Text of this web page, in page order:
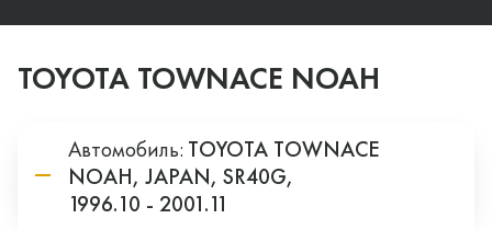
TOYOTA TOWNACE NOAH
Автомобиль: TOYOTA TOWNACE
NOAH, JAPAN, SR40G,
1996.10 - 2001.11